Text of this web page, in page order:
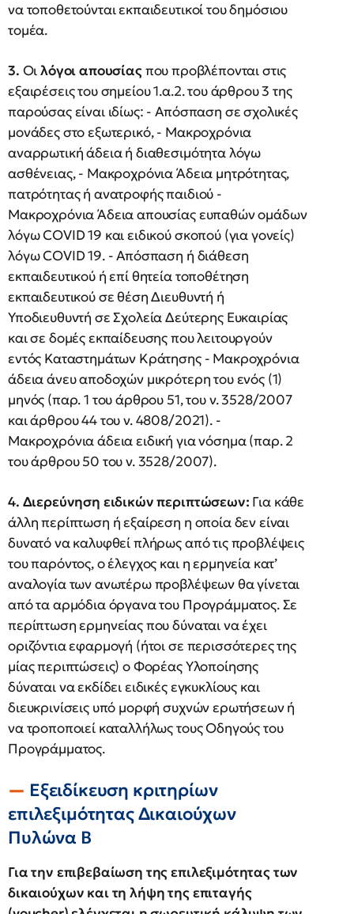
να τοποθετούνται εκπαιδευτικοί του δημόσιου
τομέα.
3. Οιλόγοι απουσίαςπου προβλέπονται στις
εξαιρέσεις του σημείου 1.α.2. του άρθρου 3 της
παρούσας είναι ιδίως: - Απόσπαση σε σχολικές
μονάδες στο εξωτερικό, - Μακροχρόνια
αναρρωτική άδεια ή διαθεσιμότητα λόγω
ασθένειας, - Μακροχρόνια Άδεια μητρότητας,
πατρότητας ή ανατροφής παιδιού -
Μακροχρόνια Άδεια απουσίας ευπαθών ομάδων
λόγω COVID 19 και ειδικού σκοπού (για γονείς)
λόγω COVID 19. - Απόσπαση ή διάθεση
εκπαιδευτικού ή επί θητεία τοποθέτηση
εκπαιδευτικού σε θέση Διευθυντή ή
Υποδιευθυντή σε Σχολεία Δεύτερης Ευκαιρίας
και σε δομές εκπαίδευσης που λειτουργούν
εντός Καταστημάτων Κράτησης - Μακροχρόνια
άδεια άνευ αποδοχών μικρότερη του ενός (1)
μηνός (παρ. 1 του άρθρου 51, του ν. 3528/2007
και άρθρου 44 του ν. 4808/2021). -
Μακροχρόνια άδεια ειδική για νόσημα (παρ. 2
του άρθρου 50 του ν. 3528/2007).
4. Διερεύνηση ειδικών περιπτώσεων: Για κάθε
άλλη περίπτωση ή εξαίρεση η οποία δεν είναι
δυνατό να καλυφθεί πλήρως από τις προβλέψεις
του παρόντος, ο έλεγχος και η ερμηνεία κατ’
αναλογία των ανωτέρω προβλέψεων θα γίνεται
από τα αρμόδια όργανα του Προγράμματος. Σε
περίπτωση ερμηνείας που δύναται να έχει
οριζόντια εφαρμογή (ήτοι σε περισσότερες της
μίας περιπτώσεις) ο Φορέας Υλοποίησης
δύναται να εκδίδει ειδικές εγκυκλίους και
διευκρινίσεις υπό μορφή συχνών ερωτήσεων ή
να τροποποιεί καταλλήλως τους Οδηγούς του
Προγράμματος.
Εξειδίκευση κριτηρίων
επιλεξιμότητας Δικαιούχων
Πυλώνα Β
Για την επιβεβαίωση της επιλεξιμότητας των
δικαιούχων και τη λήψη της επιταγής